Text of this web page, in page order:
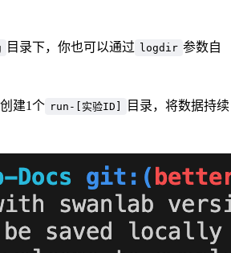
目录下，你也可以通过 logdir 参数自
建1个 run-[实验ID]
目录，将数据持续